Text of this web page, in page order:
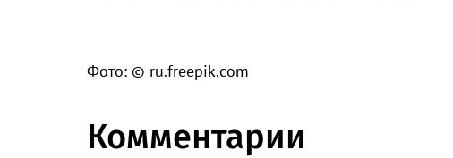
Фото: © ru.freepik.com
Комментарии